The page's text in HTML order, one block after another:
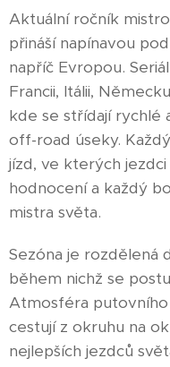
Aktuální ročník
přináší napínavou
napříč Evropou.
Francii, Itálii,
kde se střídají rychlé
off-road úseky.
jízd, ve kterých
hodnocení a každý
mistra světa.
Sezóna je rozdělená
během nichž se
Atmosféra
cestují z okruhu na
nejlepších jezdců